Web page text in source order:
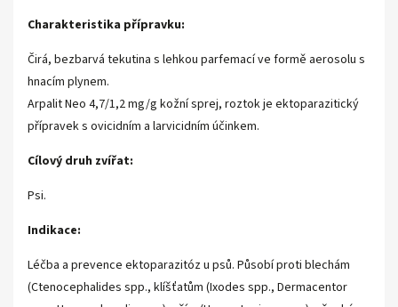
Charakteristika přípravku:
Čirá, bezbarvá tekutina s lehkou parfemací ve formě aerosolu s
hnacím plynem.
Arpalit Neo 4,7/1,2 mg/g kožní sprej, roztok je ektoparazitický
přípravek s ovicidním a larvicidním účinkem.
Cílový druh zvířat:
Psi.
Indikace:
Léčba a prevence ektoparazitóz u psů. Působí proti blechám
(Ctenocephalides spp., klíšťatům (Ixodes spp., Dermacentor